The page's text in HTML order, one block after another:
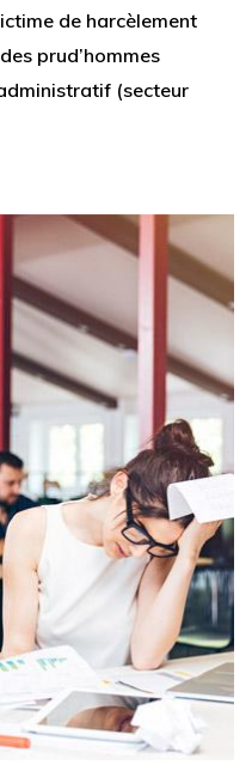
de harcèlement
prud’hommes
(secteur